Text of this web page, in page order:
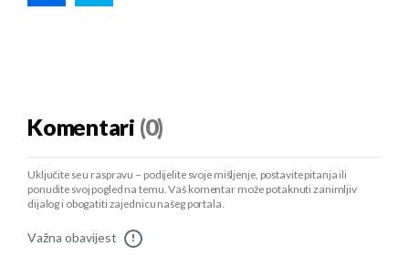
Komentari (0)
Uključite se u raspravu – podijelite svoje mišljenje, postavite pitanja ili
ponudite svoj pogled na temu. Vaš komentar može potaknuti zanimljiv
dijalog i obogatiti zajednicu našeg portala.
Važna obavijest !